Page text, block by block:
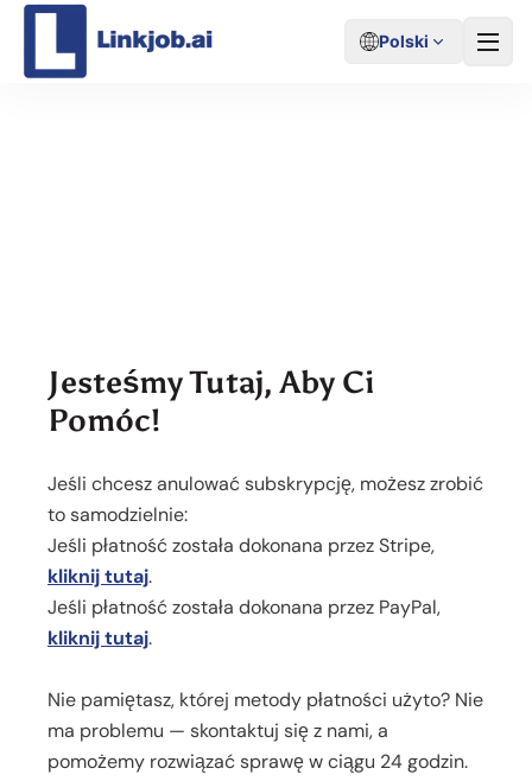
Polski
Jesteśmy Tutaj, Aby Ci
Pomóc!
Jeśli chcesz anulować subskrypcję, możesz zrobić
to samodzielnie:
Jeśli płatność została dokonana przez Stripe,
kliknij tutaj.
Jeśli płatność została dokonana przez PayPal,
kliknij tutaj.
Nie pamiętasz, której metody płatności użyto? Nie
ma problemu — skontaktuj się z nami, a
pomożemy rozwiązać sprawę w ciągu 24 godzin.